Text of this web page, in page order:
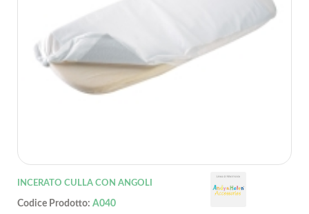
INCERATO CULLA CON ANGOLI
Codice Prodotto: A040